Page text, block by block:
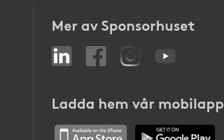
Mer av Sponsorhuset
Ladda hem vår mobilapp